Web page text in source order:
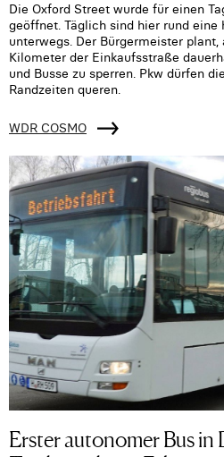
Die Oxford Street wurde für einen
geöffnet. Täglich sind hier rund
unterwegs. Der Bürgermeister
Kilometer der Einkaufsstraße
und Busse zu sperren. Pkw dürfen
Randzeiten queren.
WDR COSMO
Erster autonomer Bus